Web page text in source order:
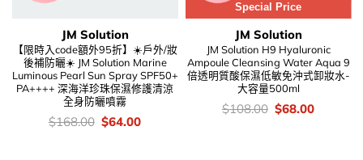
JM Solution
【限時入code額外95折】☀️戶外/妝
後補防曬☀️ JM Solution Marine
Luminous Pearl Sun Spray SPF50+
PA++++ 深海洋珍珠保濕修護清涼
全身防曬噴霧
價
$168.00 Original
$64.00Current
Special Price
JM Solution
JM Solution H9 Hyaluronic
Ampoule Cleansing Water Aqua 9
倍透明質酸保濕低敏免沖式卸妝水-
大容量500ml
價
$108.00 Original
$68.00Current